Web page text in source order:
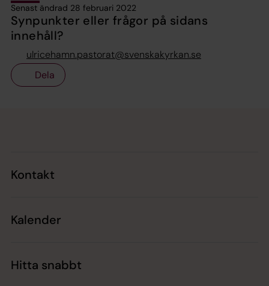
Senast ändrad 28 februari 2022
Synpunkter eller frågor på sidans
innehåll?
ulricehamn.pastorat@svenskakyrkan.se
Dela
Kontakt
Kalender
Hitta snabbt